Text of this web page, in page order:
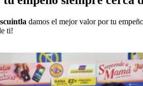
damos el mejor valor por tu
ti!